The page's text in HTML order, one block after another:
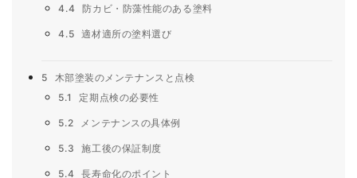
4.4 防カビ・防藻性能のある塗料
4.5 適材適所の塗料選び
5
木部塗装のメンテナンスと点検
5.1
定期点検の必要性
5.2 メンテナンスの具体例
5.3 施工後の保証制度
5.4 長寿命化のポイント